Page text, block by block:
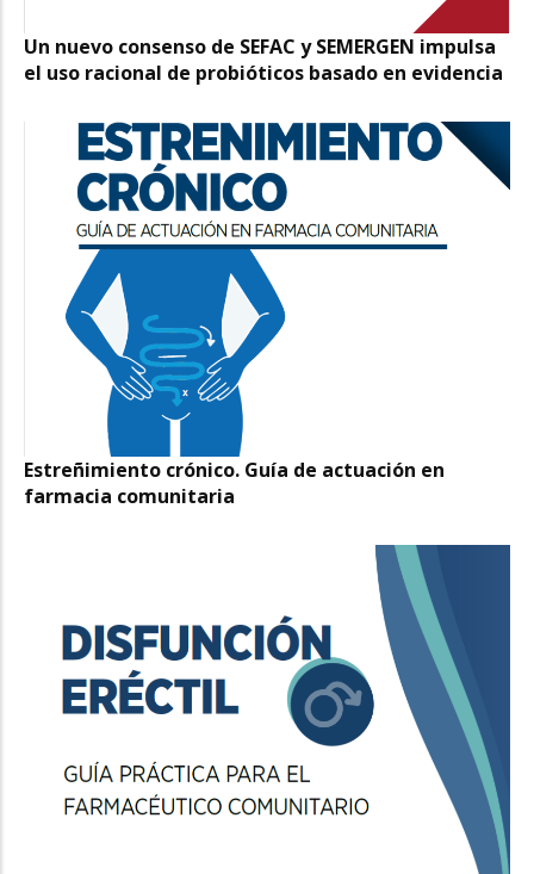
Un nuevo consenso de SEFAC y SEMERGEN impulsa
el uso racional de probióticos basado en evidencia
Estreñimiento crónico. Guía de actuación en
farmacia comunitaria